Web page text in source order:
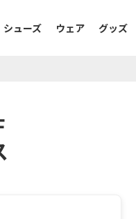
シューズ ウェア グッズ